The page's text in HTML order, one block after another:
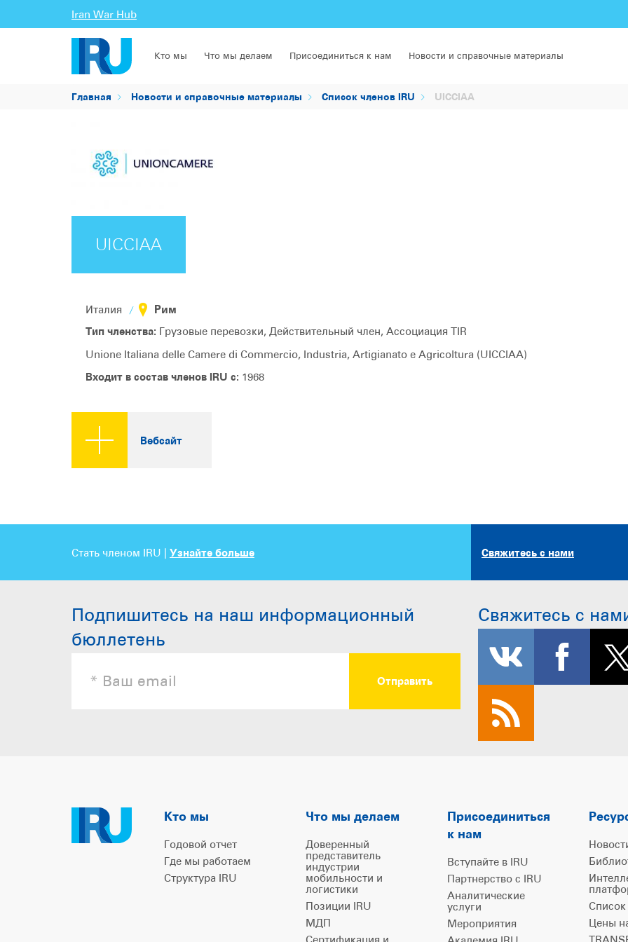
Iran War Hub
Кто мы Что мы делаем Присоединиться к нам Новости и справочные материалы
Главная Новости и справочные материалы Список членов IRU UICCIAA
UICCIAA
Италия Рим
Тип членства: Грузовые перевозки, Действительный член, Ассоциация TIR
Unione Italiana delle Camere di Commercio, Industria, Artigianato e Agricoltura (UICCIAA)
Входит в состав членов IRU с: 1968
Вебсайт
Стать членом IRU | Узнайте больше Свяжитесь с нами
Подпишитесь на наш информационный
бюллетень
Свяжитесь с
Кто мы
Годовой отчет
Где мы работаем
Структура IRU
Что мы делаем
Доверенный
представитель
индустрии
мобильности и
логистики
Позиции IRU
МДП
Сертификация и
Присоединиться
к нам
Вступайте в IRU
Партнерство с IRU
Аналитические
услуги
Мероприятия
Список
Цены